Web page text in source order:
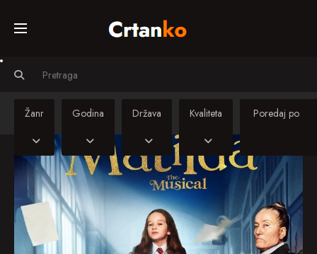
Svi crtiči
Serije
Sinkronizirani
crtiči
Žanr Godina Država Kvaliteta